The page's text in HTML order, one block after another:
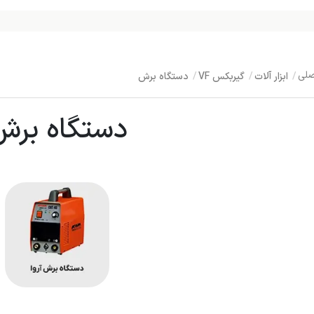
ابزار آلات گیربکس VF دستگاه برش
دستگاه